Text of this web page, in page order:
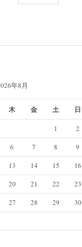
年8月
木 金 土 日
1
2
6 7 8
9
13 14 15
16
20 21 22
23
27 28 29
30